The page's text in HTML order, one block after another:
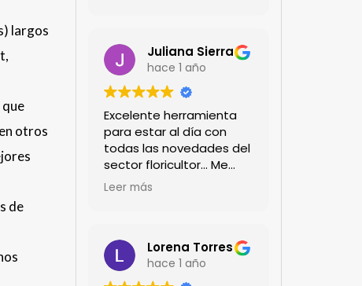
largos
otros
de
Felicitaciones!!Juliana Sierra
hace 1 año
Excelente herramienta
para estar al día con
todas las novedades del
sector floricultor... Me
encanta!!!
Leer más
Lorena Torres
hace 1 año